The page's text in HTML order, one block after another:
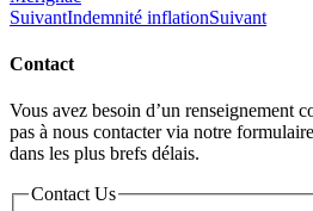
SuivantIndemnité inflationSuivant
Contact
Vous avez besoin d’un renseignement
pas à nous contacter via notre
dans les plus brefs délais.
Contact Us